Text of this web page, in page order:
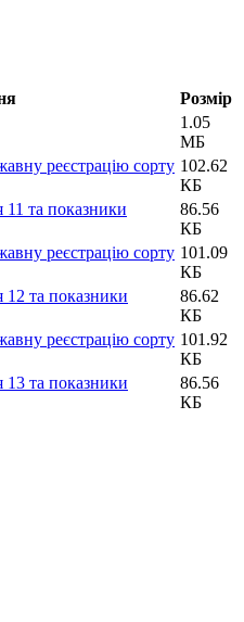
Розмір
1.05
МБ
реєстрацію сорту 102.62
КБ
11 та показники
86.56
КБ
реєстрацію сорту 101.09
КБ
12 та показники
86.62
КБ
реєстрацію сорту 101.92
КБ
13 та показники
86.56
КБ